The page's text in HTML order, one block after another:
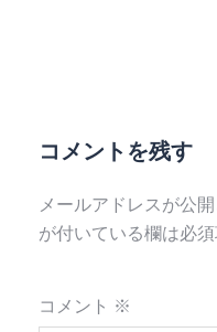
コメントを残す
メールアドレスが公
が付いている欄は必
コメント ※